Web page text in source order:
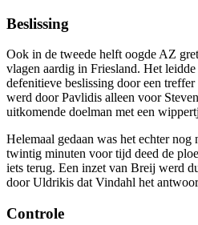
Beslissing
Ook in de tweede helft oogde AZ
vlagen aardig in Friesland. Het
defenitieve beslissing door een
werd door Pavlidis alleen voor
uitkomende doelman met een
Helemaal gedaan was het echter
twintig minuten voor tijd deed de
iets terug. Een inzet van Breij werd
door Uldrikis dat Vindahl het
Controle